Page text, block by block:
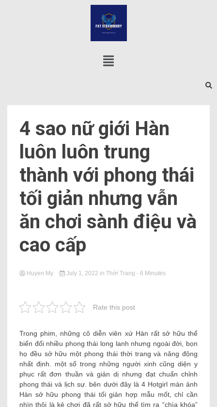
4 sao nữ giới Hàn
luôn luôn trung
thành với phong thái
tối giản nhưng vẫn
ăn chơi sành điệu và
cao cấp
Huyen My July 1, 2022 in Thời Trang - 6 Minutes
Rate this post
Trong phim, những cô diễn viên xứ Hàn rất sở hữu thể
biến đổi nhiều phong thái long lanh nhưng ngoài đời, bọn
họ đều sở hữu một phong thái thời trang và năng động
nhất định. một số trong những người xinh cũng diện y
phục rất đơn thuần và giản dị nhưng đạt chuẩn chỉnh
phong thái và lịch sự. bên dưới đây là 4 Hotgirl màn ảnh
Hàn sở hữu phong thái tối giản hợp mẫu mốt, chỉ cần
nhìn thôi là kẻ chơi đã rất sở hữu thể tìm ra “chìa khóa”